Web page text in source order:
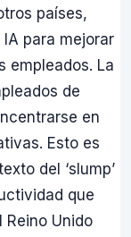
países,
para mejorar
empleados. La
de
en
Esto es
del ‘slump’
que
Unido